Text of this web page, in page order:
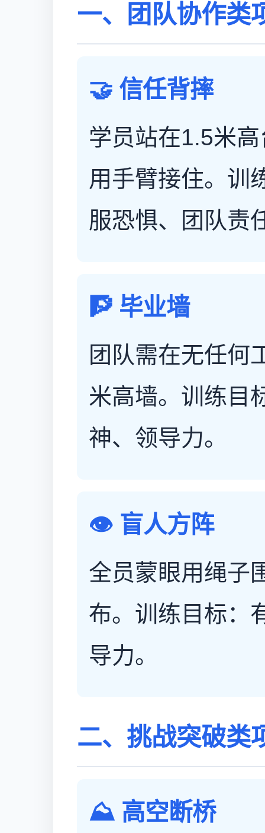
一、团队协作类
🤝 信任背摔
学员站在1.5米
用手臂接住。训
服恐惧、团队责
🧗 毕业墙
团队需在无任何
米高墙。训练目
神、领导力。
👁️ 盲人方阵
全员蒙眼用绳子
布。训练目标：
导力。
二、挑战突破类
⛰️ 高空断桥